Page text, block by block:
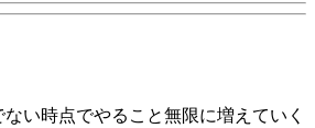
い時点でやること無限に増えていく